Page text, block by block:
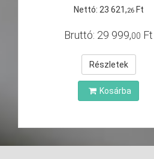
Nettó: 23 621,26 Ft
Bruttó: 29 999,00 Ft
Részletek
Kosárba